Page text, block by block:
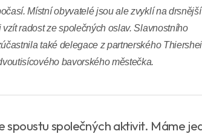
Místní obyvatelé jsou ale zvyklí na drsnější
radost ze společných oslav. Slavnostního
také delegace z partnerského
bavorského městečka.
spoustu společných aktivit. Máme